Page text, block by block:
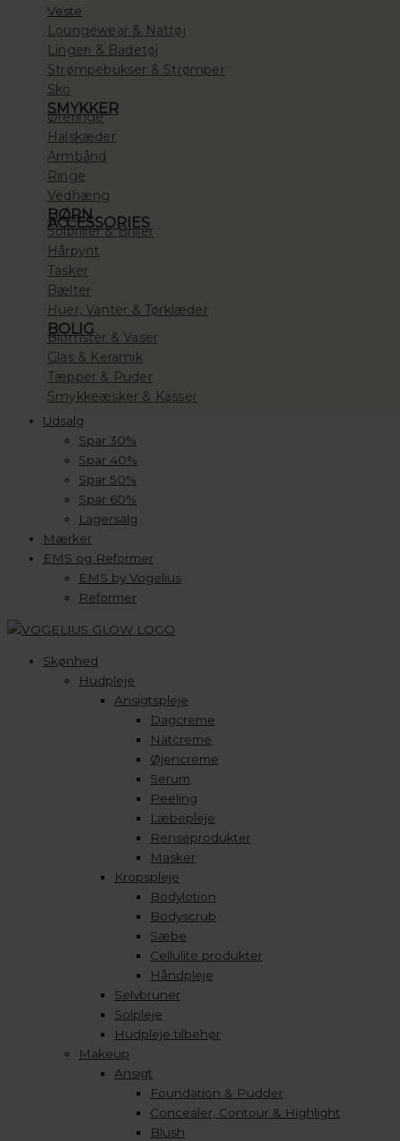
Veste
Loungewear & Nattøj
Lingeri & Badetøj
Strømpebukser & Strømper
Sko
SMYKKER
Øreringe
Halskæder
Armbånd
Ringe
Vedhæng
BØRN
ACCESSORIES
Solbriller & Briller
Hårpynt
Tasker
Bælter
Huer, Vanter & Tørklæder
BOLIG
Blomster & Vaser
Glas & Keramik
Tæpper & Puder
Smykkeæsker & Kasser
Udsalg
Spar 30%
Spar 40%
Spar 50%
Spar 60%
Lagersalg
Mærker
EMS og Reformer
EMS by Vogelius
Reformer
Skønhed
Hudpleje
Ansigtspleje
Dagcreme
Natcreme
Øjencreme
Serum
Peeling
Læbepleje
Renseprodukter
Masker
Kropspleje
Bodylotion
Bodyscrub
Sæbe
Cellulite produkter
Håndpleje
Selvbruner
Solpleje
Hudpleje tilbehør
Makeup
Ansigt
Foundation & Pudder
Concealer, Contour & Highlight
Blush